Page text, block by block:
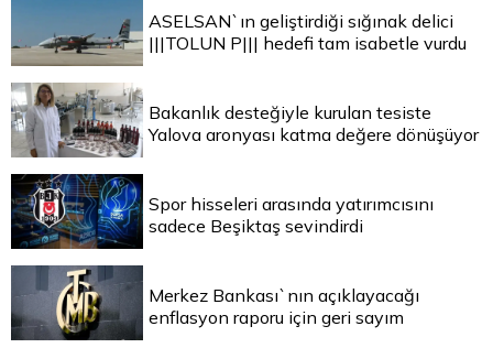
ASELSAN`ın geliştirdiği sığınak delici
|||TOLUN P||| hedefi tam isabetle vurdu
Bakanlık desteğiyle kurulan tesiste
Yalova aronyası katma değere dönüşüyor
Spor hisseleri arasında yatırımcısını
sadece Beşiktaş sevindirdi
Merkez Bankası`nın açıklayacağı
enflasyon raporu için geri sayım